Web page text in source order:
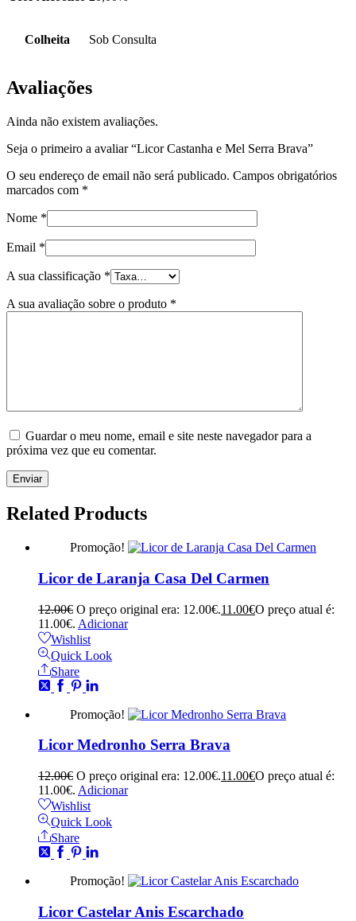
Colheita Sob Consulta
Avaliações
Ainda não existem avaliações.
Seja o primeiro a avaliar “Licor Castanha e Mel Serra Brava”
O seu endereço de email não será publicado. Campos obrigatórios
marcados com *
Nome *
Email *
A sua classificação *
A sua avaliação sobre o produto *
Guardar o meu nome, email e site neste navegador para a
próxima vez que eu comentar.
Related Products
Promoção!
Licor de Laranja Casa Del Carmen
12.00€ O preço original era: 12.00€.11.00€O preço atual é:
11.00€. Adicionar
Wishlist
Quick Look
Share
Promoção!
Licor Medronho Serra Brava
12.00€ O preço original era: 12.00€.11.00€O preço atual é:
11.00€. Adicionar
Wishlist
Quick Look
Share
Promoção!
Licor Castelar Anis Escarchado